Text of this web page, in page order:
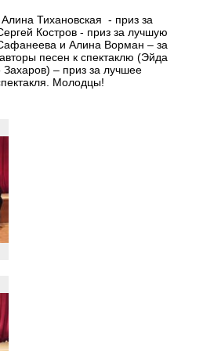
Тихановская - приз за
Костров - приз за лучшую
и Алина Ворман – за
песен к спектаклю (Эйда
– приз за лучшее
Молодцы!